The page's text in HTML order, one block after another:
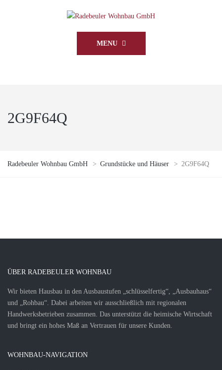
MENU
2G9F64Q
Radebeuler Wohnbau GmbH > Grundstücke und Häuser > 2G9F64Q
ÜBER RADEBEULER WOHNBAU
Wir bieten Hausbau in den Ausbaustufen „schlüsselfertig“, „Ausbauhaus“
und „Rohbau“. Dabei arbeiten wir ausschließlich mit regionalen
Handwerksbetrieben zusammen. Das unterstützt die heimische Wirtschaft
und bringt ein hohes Maß an Vertrauen für unsere Kunden.
WOHNBAU-NAVIGATION